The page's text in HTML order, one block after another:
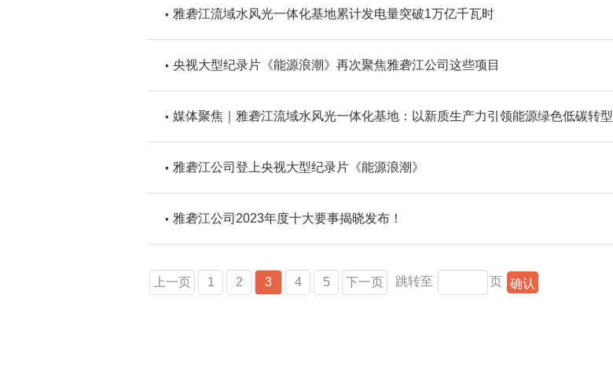
雅砻江流域水风光一体化基地累计发电量突破1万亿千瓦时
央视大型纪录片《能源浪潮》再次聚焦雅砻江公司这些项目
媒体聚焦｜雅砻江流域水风光一体化基地：以新质生产力引领能源绿色低碳转型
雅砻江公司登上央视大型纪录片《能源浪潮》
雅砻江公司2023年度十大要事揭晓发布！
上一页 1 2 3 4 5 下一页 跳转至 页